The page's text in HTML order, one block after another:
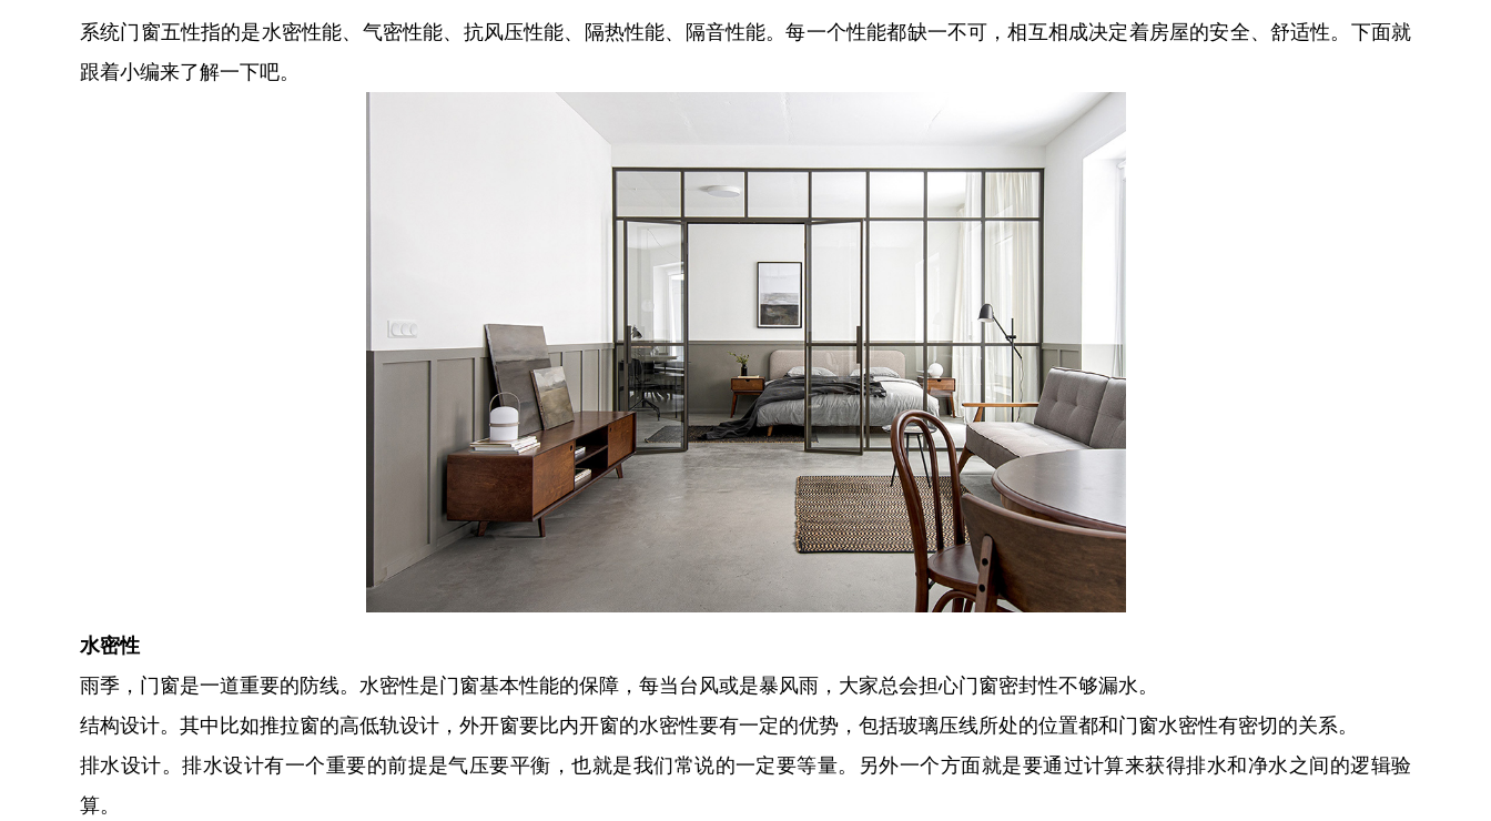
系统门窗五性指的是水密性能、气密性能、抗风压性能、隔热性能、隔音性能。每一个性能都缺一不可，相互相成决定着房屋的安全、舒适性。下面就
跟着小编来了解一下吧。
水密性
雨季，门窗是一道重要的防线。水密性是门窗基本性能的保障，每当台风或是暴风雨，大家总会担心门窗密封性不够漏水。
结构设计。其中比如推拉窗的高低轨设计，外开窗要比内开窗的水密性要有一定的优势，包括玻璃压线所处的位置都和门窗水密性有密切的关系。
排水设计。排水设计有一个重要的前提是气压要平衡，也就是我们常说的一定要等量。另外一个方面就是要通过计算来获得排水和净水之间的逻辑验
算。